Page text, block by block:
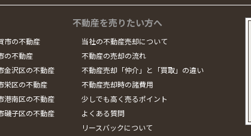
市の不動産
の不動産
金沢区の不動産
栄区の不動産
港南区の不動産
磯子区の不動産
不動産を売りたい方へ
当社の不動産売却について
不動産の売却の流れ
不動産売却「仲介」と「買取」の違い
不動産売却時の諸費用
少しでも高く売るポイント
よくある質問
リースバックについて